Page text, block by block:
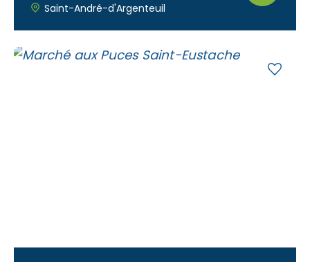
Saint-André-d'Argenteuil